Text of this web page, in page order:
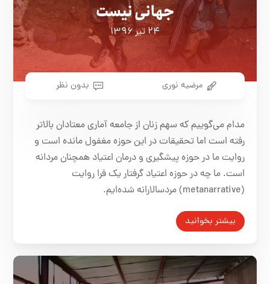
جهانی نیست
۲۴ تیر ۱۳۹۶
مرضیه نوری بدون نظر
مدام می‌گوییم که سهم زنان از جامعه آماری معتادان بالاتر
رفته است اما تحقیقات در این حوزه مغفول مانده است و
روایت ما در حوزه پیشگیری و درمان اعتیاد همچنان مردانه
است. ما چه در حوزه اعتیاد گرفتار یک فرا روایت
(metanarrative) مردسالارانه شده‌ایم.
بیشتر بخوانید